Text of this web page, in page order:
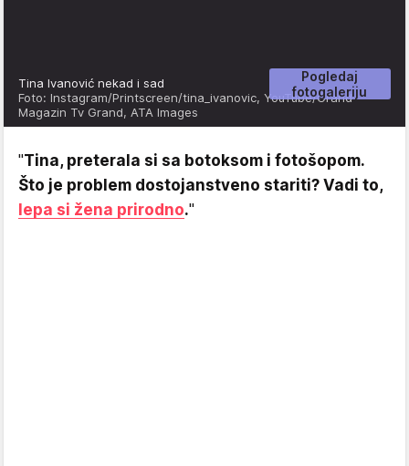
Pogledaj
fotogaleriju
Tina Ivanović nekad i sad
Foto: Instagram/Printscreen/tina_ivanovic, YouTube/Grand
Magazin Tv Grand, ATA Images
"Tina, preterala si sa botoksom i fotošopom.
Što je problem dostojanstveno stariti? Vadi to,
lepa si žena prirodno."